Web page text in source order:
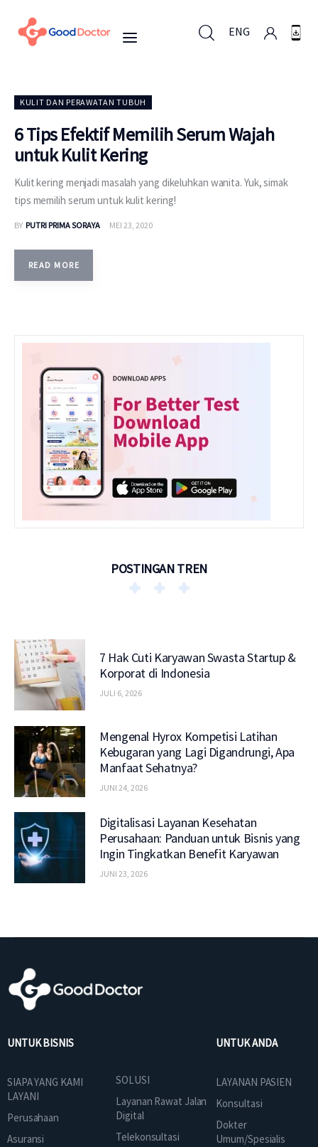
ENG
Untuk Bisnis
Untuk Anda
Mengapa Good Doctor
Berita
KULIT DAN PERAWATAN TUBUH
6 Tips Efektif Memilih Serum Wajah
untuk Kulit Kering
Kulit kering menjadi masalah yang dikeluhkan wanita. Yuk, simak
tips memilih serum untuk kulit kering!
BY PUTRI PRIMA SORAYA MEI 23, 2020
READ MORE
POSTINGAN TREN
7 Hak Cuti Karyawan Swasta Startup &
Korporat di Indonesia
JULI 6, 2026
Mengenal Hyrox Kompetisi Latihan
Kebugaran yang Lagi Digandrungi, Apa
Manfaat Sehatnya?
JUNI 24, 2026
Digitalisasi Layanan Kesehatan
Perusahaan: Panduan untuk Bisnis yang
Ingin Tingkatkan Benefit Karyawan
JUNI 23, 2026
UNTUK BISNIS
SIAPA YANG KAMI
LAYANI
Perusahaan
Asuransi
SOLUSI
Layanan Rawat Jalan
Digital
Telekonsultasi
UNTUK ANDA
LAYANAN PASIEN
Konsultasi
Dokter
Umum/Spesialis